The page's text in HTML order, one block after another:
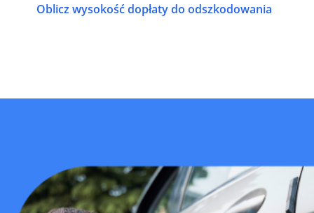
Oblicz wysokość dopłaty do odszkodowania